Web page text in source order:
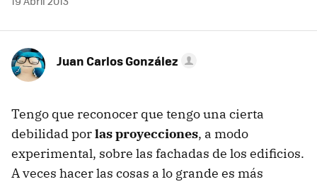
Juan Carlos González
Tengo que reconocer que tengo una cierta
debilidad porlas proyecciones, a modo
experimental, sobre las fachadas de los edificios.
A veces hacer las cosas a lo grande es más